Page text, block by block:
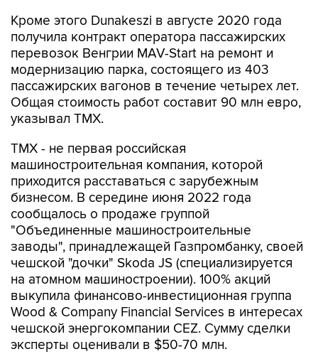
Кроме этого Dunakeszi в августе 2020 года
получила контракт оператора пассажирских
перевозок Венгрии MAV-Start на ремонт и
модернизацию парка, состоящего из 403
пассажирских вагонов в течение четырех лет.
Общая стоимость работ составит 90 млн евро,
указывал ТМХ.
ТМХ - не первая российская
машиностроительная компания, которой
приходится расставаться с зарубежным
бизнесом. В середине июня 2022 года
сообщалось о продаже группой
"Объединенные машиностроительные
заводы", принадлежащей Газпромбанку, своей
чешской "дочки" Skoda JS (специализируется
на атомном машиностроении). 100% акций
выкупила финансово-инвестиционная группа
Wood & Company Financial Services в интересах
чешской энергокомпании CEZ. Сумму сделки
эксперты оценивали в $50-70 млн.